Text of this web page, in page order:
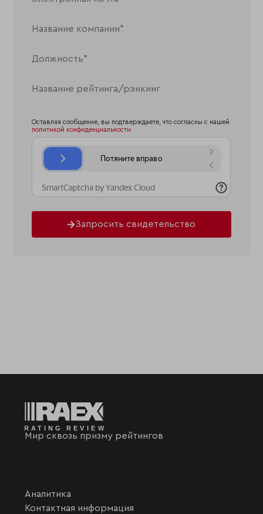
Оставляя сообщение, вы подтверждаете, что согласны с нашей
политикой конфиденциальности
Запросить свидетельство
Мир сквозь призму рейтингов
Аналитика
Контактная информация